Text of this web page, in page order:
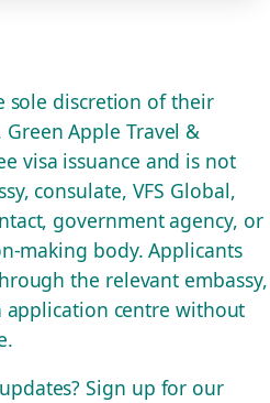
sole discretion of their
Apple Travel &
visa issuance and is not
consulate, VFS Global,
government agency, or
making body. Applicants
the relevant embassy,
application centre without
Sign up for our